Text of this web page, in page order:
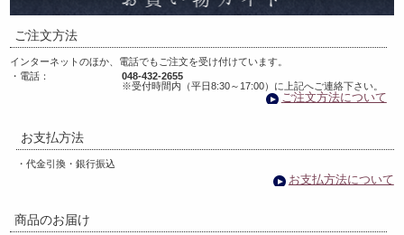
ご注文方法
インターネットのほか、電話でもご注文を受け付けています。
・電話：
048-432-2655
※受付時間内（平日8:30～17:00）に上記へご連絡下さい。
ご注文方法について
お支払方法
・代金引換・銀行振込
お支払方法について
商品のお届け